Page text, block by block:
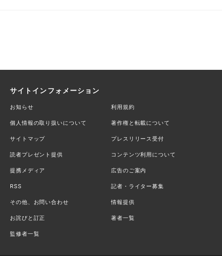
サイトインフォメーション
お知らせ 利用規約
個人情報の取り扱いについて 著作権と転載について
サイトマップ プレスリリース受付
読者プレゼント提供 コンテンツ利用について
提携メディア 広告のご案内
RSS 記者・ライター募集
その他、お問い合わせ 情報提供
お詫びと訂正 著者一覧
監修者一覧